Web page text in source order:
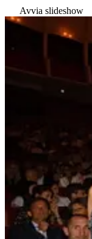
Avvia slideshow